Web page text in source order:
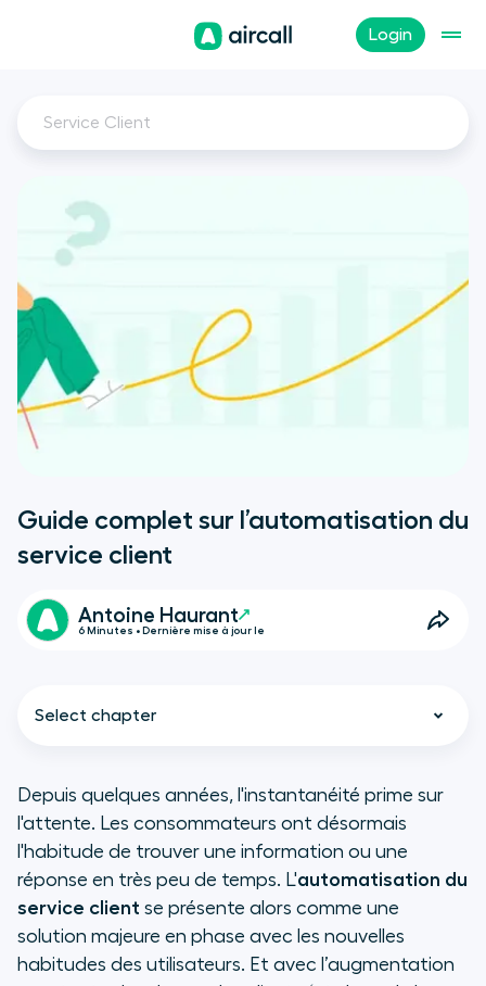
Login
Service Client
Guide complet sur l’automatisation du
service client
Antoine Haurant
6 Minutes • Dernière mise à jour le
Select chapter
Qu’est-ce que l’automatisation du
service client ?
Quels sont les avantages
d’automatiser son service client ?
Depuis quelques années, l'instantanéité prime sur
l'attente. Les consommateurs ont désormais
l'habitude de trouver une information ou une
réponse en très peu de temps. L'automatisation du
service client se présente alors comme une
solution majeure en phase avec les nouvelles
habitudes des utilisateurs. Et avec l’augmentation